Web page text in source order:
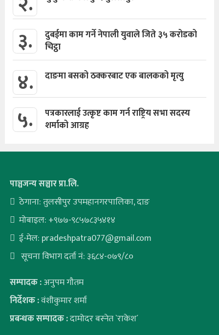
३.
दुबईमा काम गर्ने नेपाली युवाले जिते ३५ करोडको
चिट्ठा
४. दाङमा बसको ठक्करबाट एक बालकको मृत्यु
५.
पत्रकारलाई उत्कृष्ट काम गर्न राष्ट्रिय सभा सदस्य
शर्माको आग्रह
पाञ्चजन्य सञ्चार प्रा.लि.
ठेगाना: तुलसीपुर उपमहानगरपालिका, दाङ
मोबाइल: +९७७-९८५७८३५४१४
ई-मेल: pradeshpatra077@gmail.com
सूचना विभाग दर्ता नं: ३६८४-०७९/८०
सम्पादक :अनुपम गौतम
निर्देशक :वंशीकुमार शर्मा
प्रबन्धक सम्पादक :दामोदर बस्नेत `राकेश´